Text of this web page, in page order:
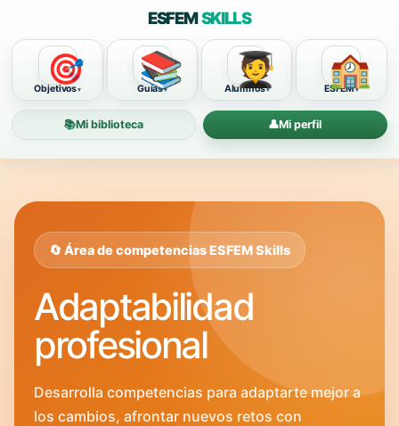
ESFEMSKILLS
🎯
Objetivos 📚
Guías 🧑‍🎓
Alumnos 🏫
ESFEM
📚Mi biblioteca 👤Mi perfil
🔄 Área de competencias ESFEM Skills
Adaptabilidad
profesional
Desarrolla competencias para adaptarte mejor a
los cambios, afrontar nuevos retos con